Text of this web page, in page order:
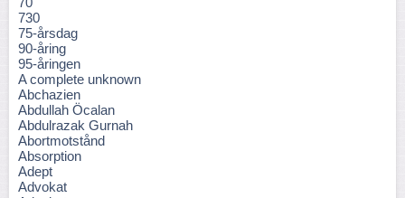
730
75-årsdag
90-åring
95-åringen
A complete unknown
Abchazien
Abdullah Öcalan
Abdulrazak Gurnah
Abortmotstånd
Absorption
Adept
Advokat